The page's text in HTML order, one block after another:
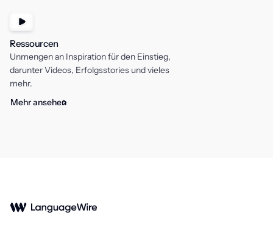
Ressourcen
Unmengen an Inspiration für den Einstieg,
darunter Videos, Erfolgsstories und vieles
mehr.
Mehr ansehen